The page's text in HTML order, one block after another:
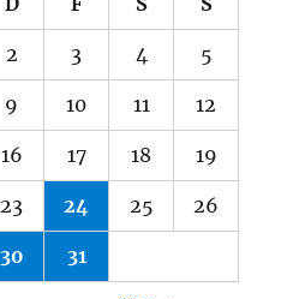
2 3 4 5
9 10 11 12
16 17 18 19
23 24 25 26
30 31